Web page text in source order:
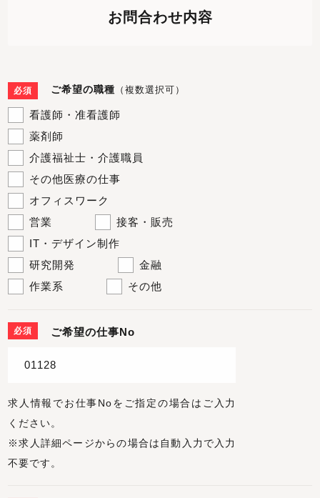
お問合わせ内容
必須 ご希望の職種 （複数選択可）
看護師・准看護師
薬剤師
介護福祉士・介護職員
その他医療の仕事
オフィスワーク
営業
接客・販売
IT・デザイン制作
研究開発
金融
作業系
その他
必須 ご希望の仕事No
求人情報でお仕事Noをご指定の場合はご入力
ください。
※求人詳細ページからの場合は自動入力で入力
不要です。